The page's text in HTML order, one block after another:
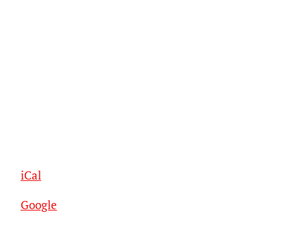
iCal
Google